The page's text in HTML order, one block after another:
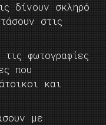
δίνουν σκληρό
στις
φωτογραφίες
που
και
με